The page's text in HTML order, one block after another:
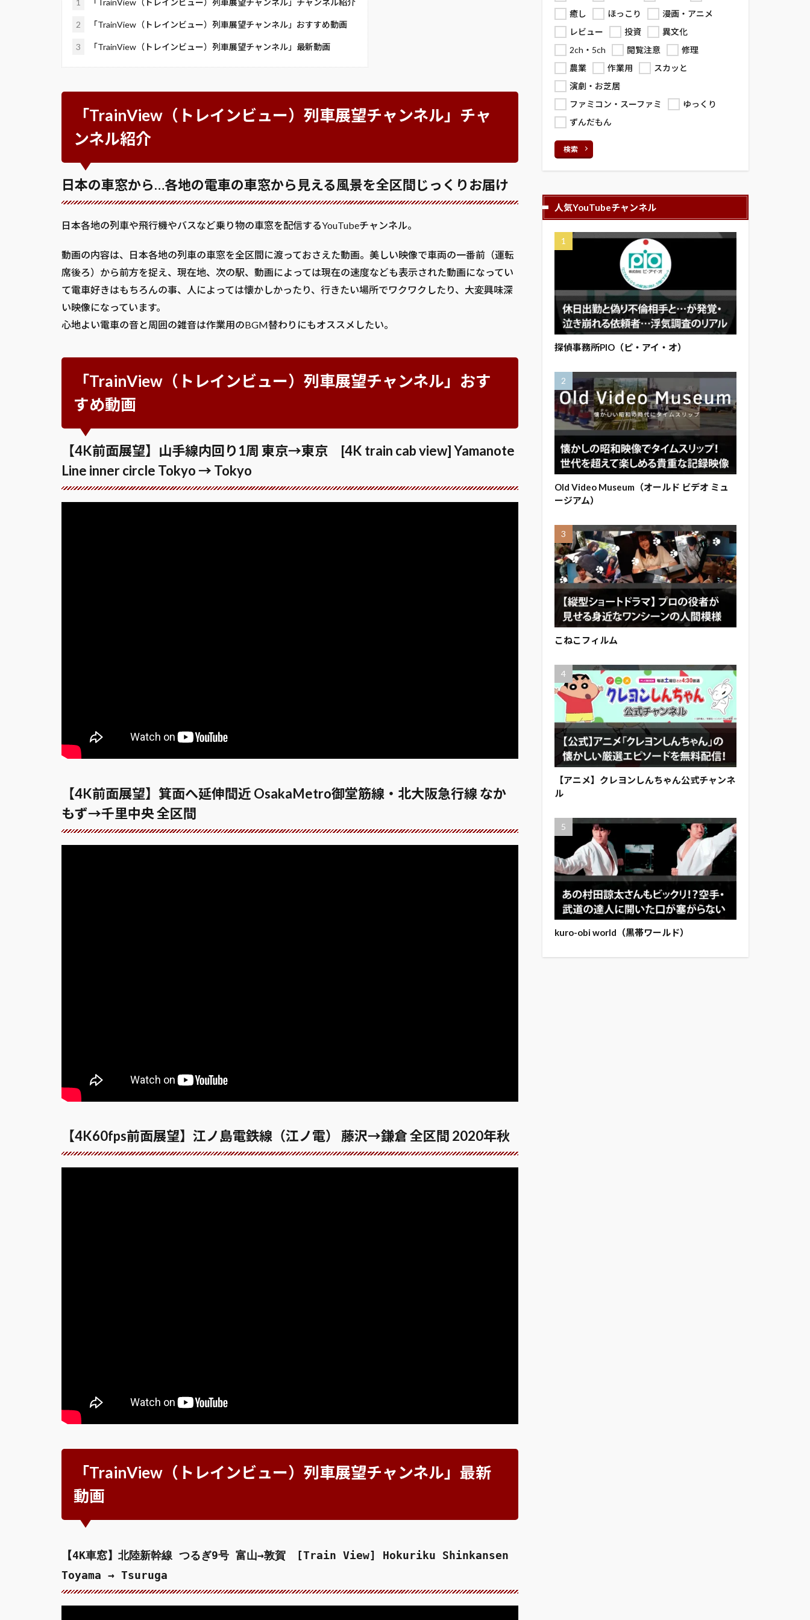
1 「TrainView（トレインビュー）列車展望チャンネル」チャンネル紹介
2 「TrainView（トレインビュー）列車展望チャンネル」おすすめ動画
3 「TrainView（トレインビュー）列車展望チャンネル」最新動画
「TrainView（トレインビュー）列車展望チャンネル」チャ
ンネル紹介
日本の車窓から…各地の電車の車窓から見える風景を全区間じっくりお届け
日本各地の列車や飛行機やバスなど乗り物の車窓を配信するYouTubeチャンネル。
動画の内容は、日本各地の列車の車窓を全区間に渡っておさえた動画。美しい映像で車両の一番前（運転
席後ろ）から前方を捉え、現在地、次の駅、動画によっては現在の速度なども表示された動画になってい
て電車好きはもちろんの事、人によっては懐かしかったり、行きたい場所でワクワクしたり、大変興味深
い映像になっています。
心地よい電車の音と周囲の雑音は作業用のBGM替わりにもオススメしたい。
「TrainView（トレインビュー）列車展望チャンネル」おす
すめ動画
【4K前面展望】山手線内回り1周 東京→東京 [4K train cab view] Yamanote
Line inner circle Tokyo → Tokyo
【4K前面展望】箕面へ延伸間近 OsakaMetro御堂筋線・北大阪急行線 なか
もず→千里中央 全区間
【4K60fps前面展望】江ノ島電鉄線（江ノ電） 藤沢→鎌倉 全区間 2020年秋
「TrainView（トレインビュー）列車展望チャンネル」最新
動画
【4K車窓】北陸新幹線 つるぎ9号 富山→敦賀 [Train View] Hokuriku Shinkansen
Toyama → Tsuruga
癒し
ほっこり
漫画・アニメ
レビュー
投資
異文化
2ch・5ch
閲覧注意
修理
農業
作業用
スカッと
演劇・お芝居
ファミコン・スーファミ
ゆっくり
ずんだもん
検索
人気YouTubeチャンネル
探偵事務所PIO（ピ・アイ・オ）
Old Video Museum（オールド ビデオ ミュ
ージアム）
こねこフィルム
【アニメ】クレヨンしんちゃん公式チャンネ
ル
kuro-obi world（黒帯ワールド）